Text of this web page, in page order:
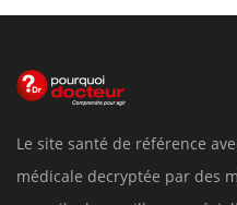
Le site santé de référence
médicale decryptée par des